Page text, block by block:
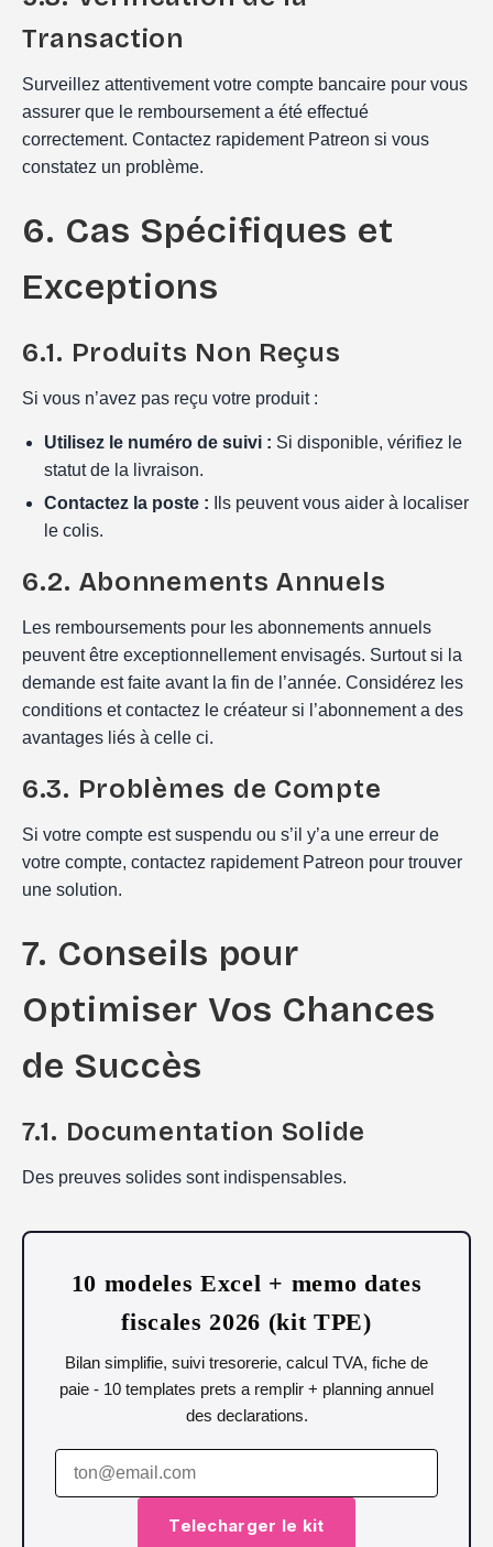
Transaction
Surveillez attentivement votre compte bancaire pour vous
assurer que le remboursement a été effectué
correctement. Contactez rapidement Patreon si vous
constatez un problème.
6. Cas Spécifiques et
Exceptions
6.1. Produits Non Reçus
Si vous n’avez pas reçu votre produit :
Utilisez le numéro de suivi : Si disponible, vérifiez le
statut de la livraison.
Contactez la poste : Ils peuvent vous aider à localiser
le colis.
6.2. Abonnements Annuels
Les remboursements pour les abonnements annuels
peuvent être exceptionnellement envisagés. Surtout si la
demande est faite avant la fin de l’année. Considérez les
conditions et contactez le créateur si l’abonnement a des
avantages liés à celle ci.
6.3. Problèmes de Compte
Si votre compte est suspendu ou s’il y’a une erreur de
votre compte, contactez rapidement Patreon pour trouver
une solution.
7. Conseils pour
Optimiser Vos Chances
de Succès
7.1. Documentation Solide
Des preuves solides sont indispensables.
10 modeles Excel + memo dates
fiscales 2026 (kit TPE)
Bilan simplifie, suivi tresorerie, calcul TVA, fiche de
paie - 10 templates prets a remplir + planning annuel
des declarations.
Telecharger le kit